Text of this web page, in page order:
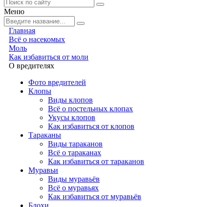
Меню
Главная
Всё о насекомых
Моль
Как избавиться от моли
О вредителях
Фото вредителей
Клопы
Виды клопов
Всё о постельных клопах
Укусы клопов
Как избавиться от клопов
Тараканы
Виды тараканов
Всё о тараканах
Как избавиться от тараканов
Муравьи
Виды муравьёв
Всё о муравьях
Как избавиться от муравьёв
Блохи